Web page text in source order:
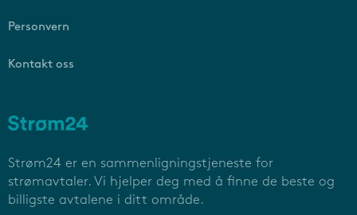
Strøm24 er en sammenligningstjeneste for
strømavtaler. Vi hjelper deg med å finne de beste og
billigste avtalene i ditt område.
Personvern
Kontakt oss